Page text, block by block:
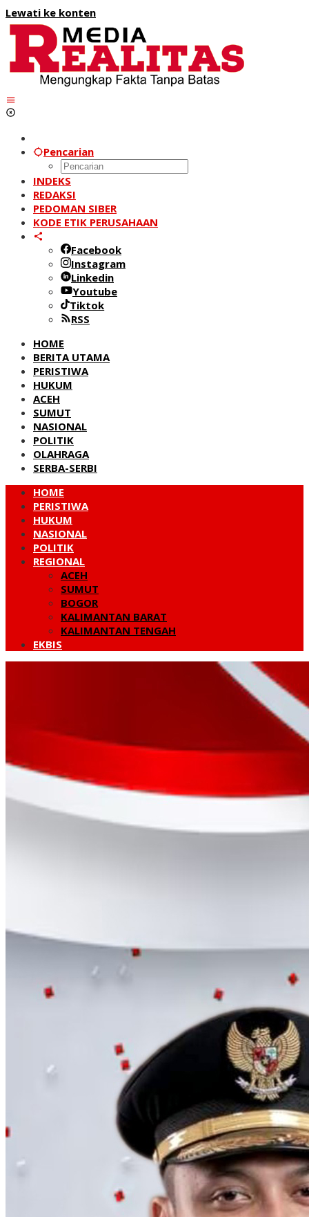
Lewati ke konten
Pencarian
INDEKS
REDAKSI
PEDOMAN SIBER
KODE ETIK PERUSAHAAN
Facebook
Instagram
Linkedin
Youtube
Tiktok
RSS
HOME
BERITA UTAMA
PERISTIWA
HUKUM
ACEH
SUMUT
NASIONAL
POLITIK
OLAHRAGA
SERBA-SERBI
HOME
PERISTIWA
HUKUM
NASIONAL
POLITIK
REGIONAL
ACEH
SUMUT
BOGOR
KALIMANTAN BARAT
KALIMANTAN TENGAH
EKBIS